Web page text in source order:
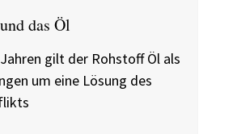
das Öl
gilt der Rohstoff Öl als
um eine Lösung des